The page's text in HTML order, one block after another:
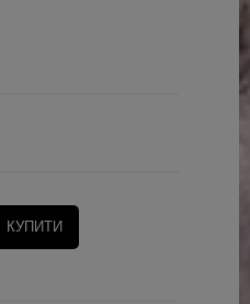
КУПИТИ